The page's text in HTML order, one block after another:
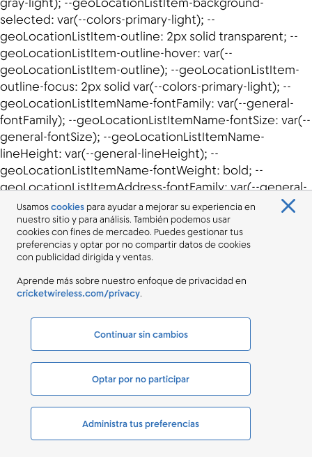
Usamoscookies para ayudar a mejorar su experiencia en
nuestro sitio y para análisis. También podemos usar
cookies con fines de mercadeo. Puedes gestionar tus
preferencias y optar por no compartir datos de cookies
con publicidad dirigida y ventas.
Aprende más sobre nuestro enfoque de privacidad en
cricketwireless.com/privacy.
Continuar sin cambios
Optar por no participar
Administra tus preferencias